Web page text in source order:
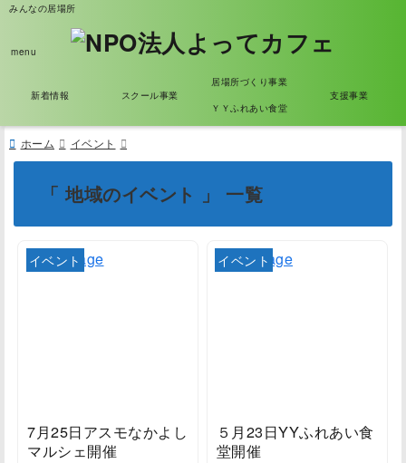
みんなの居場所
menu
新着情報 スクール事業
居場所づくり事業
ＹＹふれあい食堂
支援事業
ホーム イベント
「 地域のイベント 」 一覧
イベント
7月25日アスモなかよし
マルシェ開催
イベント
５月23日YYふれあい食
堂開催